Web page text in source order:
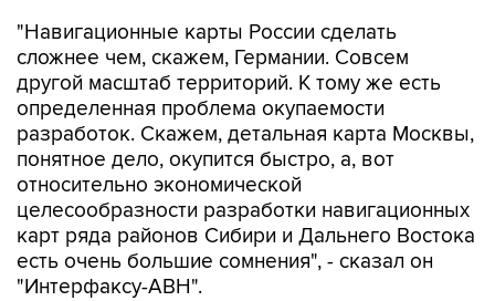
"Hавигационные карты России сделать
сложнее чем, скажем, Германии. Совсем
другой масштаб территорий. К тому же есть
определенная проблема окупаемости
разработок. Скажем, детальная карта Москвы,
понятное дело, окупится быстро, а, вот
относительно экономической
целесообразности разработки навигационных
карт ряда районов Сибири и Дальнего Востока
есть очень большие сомнения", - сказал он
"Интерфаксу-АВH".